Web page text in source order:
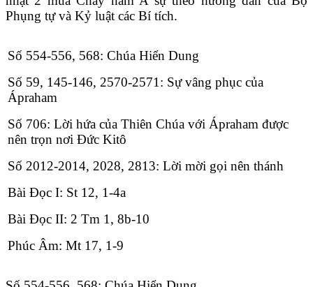
Phụng tự và Kỷ luật các Bí tích.
Số 554-556, 568: Chúa Hiển Dung
Số 59, 145-146, 2570-2571: Sự vâng phục của
Ápraham
Số 706: Lời hứa của Thiên Chúa với Ápraham được
nên trọn nơi Đức Kitô
Số 2012-2014, 2028, 2813: Lời mời gọi nên thánh
Bài Ðọc I: St 12, 1-4a
Bài Ðọc II: 2 Tm 1, 8b-10
Phúc Âm: Mt 17, 1-9